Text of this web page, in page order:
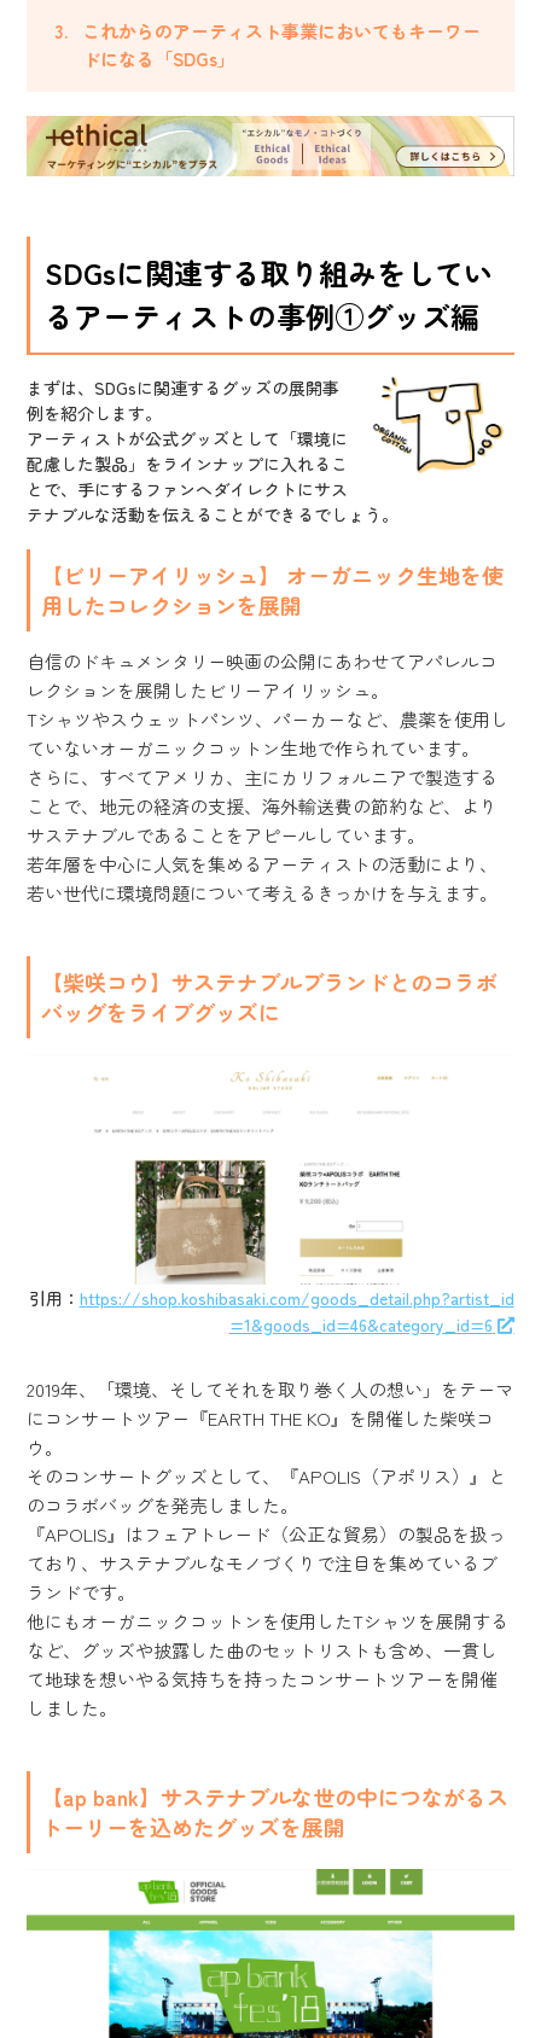
これからのアーティスト事業においてもキーワー
ドになる「SDGs」
SDGsに関連する取り組みをしてい
るアーティストの事例①グッズ編
まずは、SDGsに関連するグッズの展開事
例を紹介します。
アーティストが公式グッズとして「環境に
配慮した製品」をラインナップに入れるこ
とで、手にするファンへダイレクトにサス
テナブルな活動を伝えることができるでしょう。
【ビリーアイリッシュ】 オーガニック生地を使
用したコレクションを展開
自信のドキュメンタリー映画の公開にあわせてアパレルコ
レクションを展開したビリーアイリッシュ。
Tシャツやスウェットパンツ、パーカーなど、農薬を使用し
ていないオーガニックコットン生地で作られています。
さらに、すべてアメリカ、主にカリフォルニアで製造する
ことで、地元の経済の支援、海外輸送費の節約など、より
サステナブルであることをアピールしています。
若年層を中心に人気を集めるアーティストの活動により、
若い世代に環境問題について考えるきっかけを与えます。
【柴咲コウ】サステナブルブランドとのコラボ
バッグをライブグッズに
引用： https://shop.koshibasaki.com/goods_detail.php?artist_id
=1&goods_id=46&category_id=6
2019年、「環境、そしてそれを取り巻く人の想い」をテーマ
にコンサートツアー『EARTH THE KO』を開催した柴咲コ
ウ。
そのコンサートグッズとして、『APOLIS（アポリス）』と
のコラボバッグを発売しました。
『APOLIS』はフェアトレード（公正な貿易）の製品を扱っ
ており、サステナブルなモノづくりで注目を集めているブ
ランドです。
他にもオーガニックコットンを使用したTシャツを展開する
など、グッズや披露した曲のセットリストも含め、一貫し
て地球を想いやる気持ちを持ったコンサートツアーを開催
しました。
【ap bank】サステナブルな世の中につながるス
トーリーを込めたグッズを展開